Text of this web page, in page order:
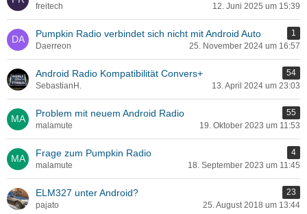
freitech
12. Juni 2025 um 15:39
Pumpkin Radio verbindet sich nicht mit Android Auto
1
Daerreon
25. November 2024 um 16:57
Android Radio Kompatibilität Convers+
54
SebastianH.
13. April 2024 um 23:03
Problem mit neuem Android Radio
55
malamute
19. Oktober 2023 um 11:53
Frage zum Pumpkin Radio
4
malamute
18. September 2023 um 11:45
ELM327 unter Android?
23
pajato
25. August 2018 um 13:44